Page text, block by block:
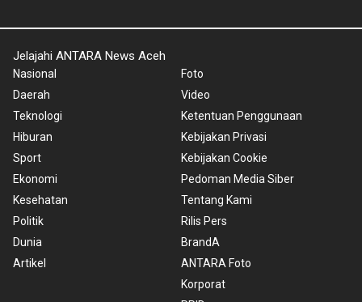
Jelajahi ANTARA News Aceh
Nasional
Daerah
Teknologi
Hiburan
Sport
Ekonomi
Kesehatan
Politik
Dunia
Artikel
Foto
Video
Ketentuan Penggunaan
Kebijakan Privasi
Kebijakan Cookie
Pedoman Media Siber
Tentang Kami
Rilis Pers
BrandA
ANTARA Foto
Korporat